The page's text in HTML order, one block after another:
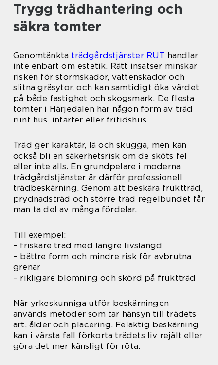
Trygg trädhantering och
säkra tomter
Genomtänkta trädgårdstjänster RUT handlar
inte enbart om estetik. Rätt insatser minskar
risken för stormskador, vattenskador och
slitna gräsytor, och kan samtidigt öka värdet
på både fastighet och skogsmark. De flesta
tomter i Härjedalen har någon form av träd
runt hus, infarter eller fritidshus.
Träd ger karaktär, lä och skugga, men kan
också bli en säkerhetsrisk om de sköts fel
eller inte alls. En grundpelare i moderna
trädgårdstjänster är därför professionell
trädbeskärning. Genom att beskära fruktträd,
prydnadsträd och större träd regelbundet får
man ta del av många fördelar.
Till exempel:
– friskare träd med längre livslängd
– bättre form och mindre risk för avbrutna
grenar
– rikligare blomning och skörd på fruktträd
När yrkeskunniga utför beskärningen
används metoder som tar hänsyn till trädets
art, ålder och placering. Felaktig beskärning
kan i värsta fall förkorta trädets liv rejält eller
göra det mer känsligt för röta.